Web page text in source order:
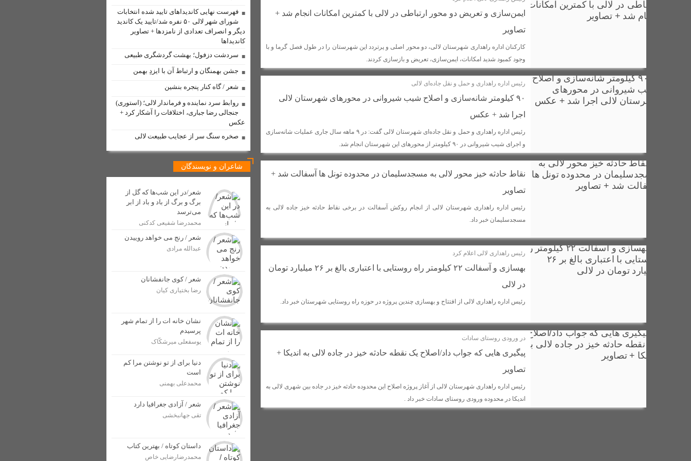
مذاکره برای غرب یک تاکتیک است، نه هدف / تشییع باشکوه شهدای اقتدار، نمایش عزت جمهوری اسلامی بود
کلنگ زنی پایگاه اورژانس جادهای گچ گرسا با اعتبار ۷ میلیارد تومان در لالی آغاز شد تکمیل طرح آبرسانی روستای گچ‌کرسا شهرستان لالی در انتظار تأمین ترانس برق
مراسم اهدای اسناد مالکیت منازل مسکونی شهروندان لالی برگزار شد پایان دهه‌ها معضل مالکیت منازل مسکونی؛ گام بزرگ برای سنددار شدن مردم لالی
رضا داوودی به عنوان مدیر جدید شرکت توزیع برق در شهرستان لالی منصوب شد /اعتراض فرماندار به انتصاب بدون هماهنگی
رهاسازی ۱۹۰ هزار قطعه بچه ماهی بومی در حوزه آبگیر شهرستان لالی + تصاویر
انتصاب فرمانده جدید نیروی انتظامی شهرستان لالی / عبدالرضا مردانی جانشین اسکندر بزرگمهری شد + تصاویر
آتش سوزی در مزارع شهرستان لالی؛ هیچ دستگاه اداری پای کار نبود + تصاویر فراخوان پانزدهمین سوگواره ملی دلنوشته‌های عاشورایی به میزبانی لالی منتشر شد
پیوند هنر و ولایت در نمایشگاه «نقش لاله‌ها» روستایی بختیاری که یک‌شبه ناپدید شد! کسب رتبه بهترین اثر جشنواره رسانه ای “روایت مقاومت” توسط خبرنگار لالی
تقدم ارث تاریخی بر حق انتفاع شخصی، نگاهی به مجوز تخریب بنگله‌های شخصی در لالی پیگیری مصوبه ستاد بحران خوزستان/لایروبی فاضلاب های شهری شهرستان لالی آغاز شد
خلیج فارس و تنگه هرمز در دست ماست/مجلس باید فعال تر و پویاتر باشد برخورد قاطع با دلالان گندم در لالی؛ تضمین امنیت غذایی با هوشمندسازی
وقتی «سرچشمه‌ها» از عطشِ فرزندانشان می‌میرند!
آیین بزرگداشت حکیم ابوالقاسم فردوسی در روستای گچ کرسا شهرستان لالی برگزار شد گیلگمش و تلاش برای جاودانگی برادران امیدوار، اولین جهانگردان ایرانی
جهان اشک می ریزد به یاد دختران زیبای ایران زمین برخورد قاطع دستگاه قضایی با هرگونه احتکار، گرانفروشی و اخلال در بازار / پلمپ چهار واحد صنفی در شهرستان لالی
هشدار دادستان عمومی و انقلاب لالی جهت رفع فوری نواقص کشتارگاه شهرداری‌ لالی
تجلیل از فرهنگیان نمونه شهرستان لالی با حضور آیت الله حیدری در شصت و سومین تجمع شبانه مردم + تصاویر
همایش پاکسازی منطقه چم شور در لالی به مناسبت روز زمین پاک برگزار شد + عکس کشف و امحای مزرعه کشت خشخاش در شهرستان لالی/تشکیل پرونده برای مجرمان
نماینده ولی فقیه در خوزستان در مراسم چهلم شهید فردین مهدی پور در لالی حضور یافت از دشت های لالی تا کوه های زاگرس/کنار، میوه پرطرفدار بهاری در خوزستان + عکس
پنج واحد صنفی متخلف در شهرستان لالی به‌دلیل عدم رعایت موازین بهداشتی پلمپ شدند اعلام آمادگی عشایر بختیاری شهرستان لالی برای دفاع از وطن در برابر دشمنان + عکس
معادله جدید خلیج فارس
ایمن‌سازی و تعریض دو محور ارتباطی در لالی با کمترین امکانات انجام شد +
تصاویر
کارکنان اداره راهداری شهرستان لالی، دو محور اصلی و پرتردد این شهرستان را در طول فصل گرما و با
وجود کمبود شدید امکانات، ایمن‌سازی، تعریض و بازسازی کردند.
رئیس اداره راهداری و حمل و نقل جاده‌ای لالی
۹۰ کیلومتر شانه‌سازی و اصلاح شیب شیروانی در محورهای شهرستان لالی
اجرا شد + عکس
رئیس اداره راهداری و حمل و نقل جاده‌ای شهرستان لالی گفت: در ۹ ماهه سال جاری عملیات شانه‌سازی
و اجرای شیب شیروانی در ۹۰ کیلومتر از محورهای این شهرستان انجام شد.
نقاط حادثه خیز محور لالی به مسجدسلیمان در محدوده تونل ها آسفالت شد +
تصاویر
رئیس اداره راهداری شهرستان لالی از انجام روکش آسفالت در برخی نقاط حادثه خیز جاده لالی به
مسجدسلیمان خبر داد.
رئیس راهداری لالی اعلام کرد
بهسازی و آسفالت ۲۲ کیلومتر راه روستایی با اعتباری بالغ بر ۲۶ میلیارد تومان
در لالی
رئیس اداره راهداری لالی از افتتاح و بهسازی چندین پروژه در حوزه راه روستایی شهرستان خبر داد.
در ورودی روستای سادات
پیگیری هایی که جواب داد/اصلاح یک نقطه حادثه خیز در جاده لالی به اندیکا +
تصاویر
رئیس اداره راهداری شهرستان لالی از آغاز پروژه اصلاح این محدوده حادثه خیز در جاده بین شهری لالی به
اندیکا در محدوده ورودی روستای سادات خبر داد .
فهرست نهایی کاندیداهای تایید شده انتخابات
شورای شهر لالی ۵۰ نفره شد/تایید یک کاندید
دیگر و انصراف تعدادی از نامزدها + تصاویر
کاندیداها
سردشت دزفول؛ بهشت گردشگری طبیعی
جشن بهمنگان و ارتباط آن با ایزدِ بهمن
شعر / گاه کنار پنجره بنشین
روابط سرد نماینده و فرماندار لالی؛ (استوری)
جنجالی رضا جباری، اختلافات را آشکار کرد +
عکس
صخره سنگ سر از عجایب طبیعت لالی
شاعران و نویسندگان
شعر/در این شب‌ها که گل از
برگ و برگ از باد و باد از ابر
می‌ترسد
محمدرضا شفیعی کدکنی
شعر / رنج می خواهد روییدن
عبدالله مرادی
شعر / کوی جانفشانان
رضا بختیاری کیان
نشان خانه ات را از تمام شهر
پرسیدم
یوسفعلی میرشکّاک
دنیا برای از تو نوشتن مرا کم
است
محمدعلی بهمنی
شعر / آزادی جغرافیا دارد
تقی جهانبخشی
داستان کوتاه / بهترین کتاب
محمدرضارضایی خاص